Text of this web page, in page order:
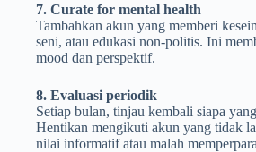
7. Curate for mental health
Tambahkan akun yang memberi
seni, atau edukasi non-politis. Ini
mood dan perspektif.
8. Evaluasi periodik
Setiap bulan, tinjau kembali siapa
Hentikan mengikuti akun yang tidak
nilai informatif atau malah